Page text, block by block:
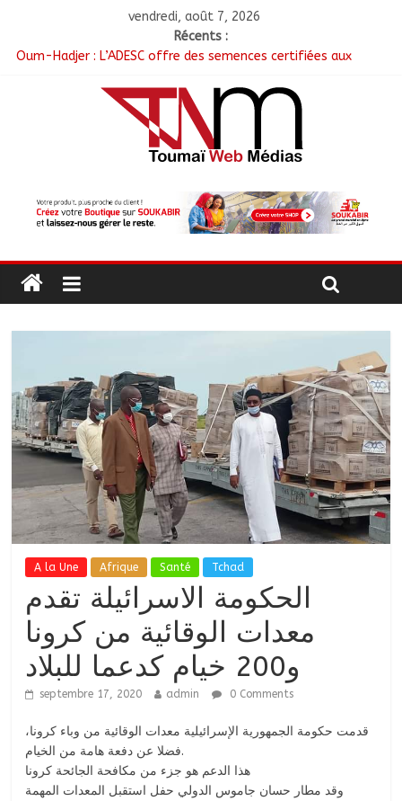
vendredi, août 7, 2026
Récents :
Oum-Hadjer : L’ADESC offre des semences certifiées aux
RGPH-3 : Le Tchad clôture la collecte des données avec plus
de 4,3 millions de ménages recensés
Tchad–Égypte : La Commission mixte relance les grands
chantiers de coopération
Nigeria : 308 otages libérés lors d’une vaste opération de
A la Une Afrique Santé Tchad
الحكومة الاسرائيلة تقدم
معدات الوقائية من كرونا
و200 خيام كدعما للبلاد
septembre 17, 2020 admin 0 Comments
قدمت حكومة الجمهورية الإسرائيلية معدات الوقائية من وباء كرونا،
فضلا عن دفعة هامة من الخيام.
هذا الدعم هو جزء من مكافحة الجائحة كرونا
وقد مطار حسان جاموس الدولي حفل استقبل المعدات المهمة